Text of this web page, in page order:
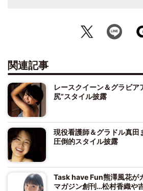
関連記事
レースクイーン＆グラビア
尻”スタイル披露
現役看護師＆グラドル真田
圧倒的スタイル披露
Task have Fun熊澤風花が
マガジン創刊…松村香織や